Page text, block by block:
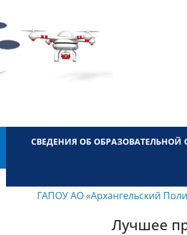
СВЕДЕНИЯ ОБ
ГАПОУ АО «Архангельский
Лучшее